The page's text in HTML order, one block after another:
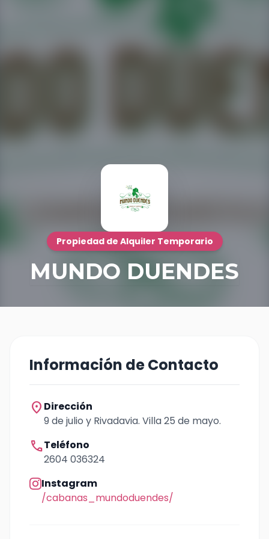
Propiedad de Alquiler Temporario
MUNDO DUENDES
Información de Contacto
location_on Dirección
9 de julio y Rivadavia. Villa 25 de mayo.
callTeléfono
2604 036324
Instagram
/cabanas_mundoduendes/